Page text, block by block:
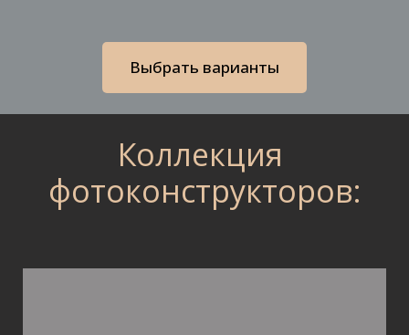
Выбрать варианты
Коллекция
фотоконструкторов: